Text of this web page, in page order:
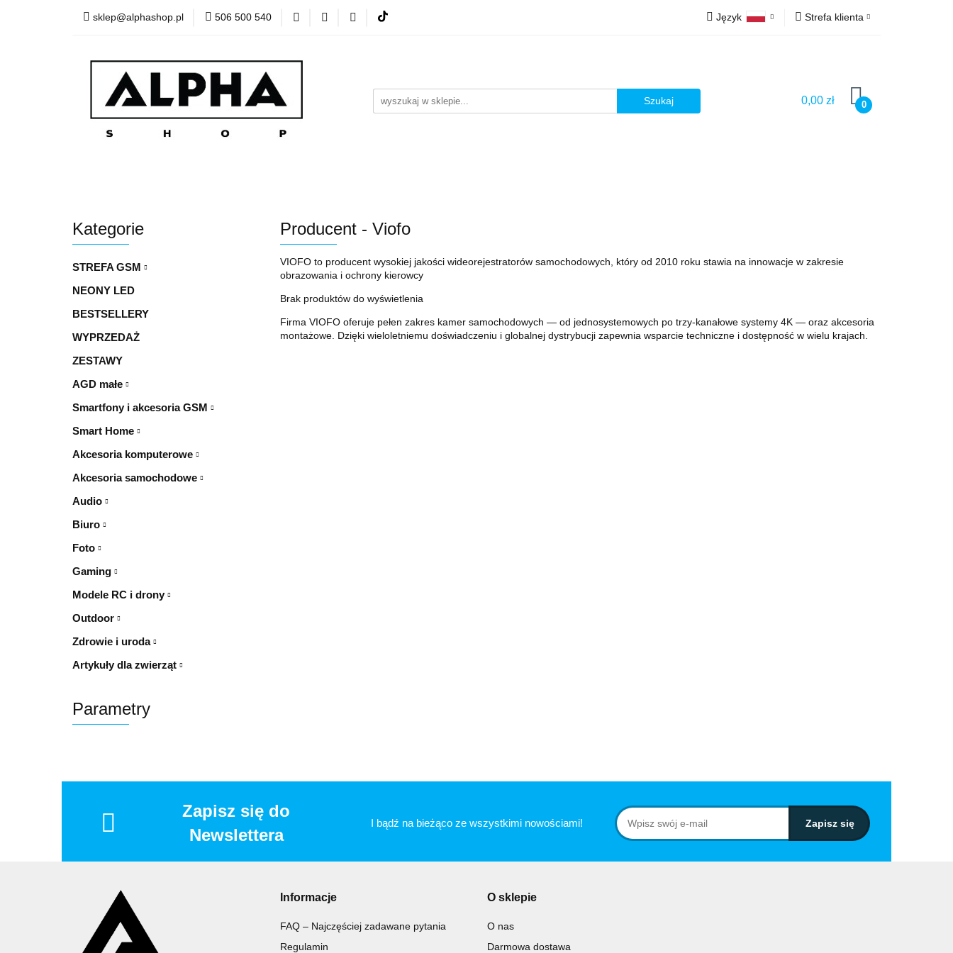
sklep@alphashop.pl 506 500 540 Język Strefa klienta
Dodaj zgłoszenie
Zgody cookies
0,00 zł 0
Kategorie
STREFA GSM
NEONY LED
BESTSELLERY
WYPRZEDAŻ
ZESTAWY
AGD małe
Smartfony i akcesoria GSM
Smart Home
Akcesoria komputerowe
Akcesoria samochodowe
Audio
Biuro
Foto
Gaming
Modele RC i drony
Outdoor
Zdrowie i uroda
Artykuły dla zwierząt
Parametry
Producent - Viofo
VIOFO to producent wysokiej jakości wideorejestratorów samochodowych, który od 2010 roku stawia na innowacje w zakresie
obrazowania i ochrony kierowcy
Brak produktów do wyświetlenia
Firma VIOFO oferuje pełen zakres kamer samochodowych — od jednosystemowych po trzy-kanałowe systemy 4K — oraz akcesoria
montażowe. Dzięki wieloletniemu doświadczeniu i globalnej dystrybucji zapewnia wsparcie techniczne i dostępność w wielu krajach.
Zapisz się do
Newslettera
I bądź na bieżąco ze wszystkimi nowościami!
Informacje
FAQ – Najczęściej zadawane pytania
Regulamin
O sklepie
O nas
Darmowa dostawa